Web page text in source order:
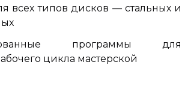
всех типов дисков — стальных и
программы для
цикла мастерской